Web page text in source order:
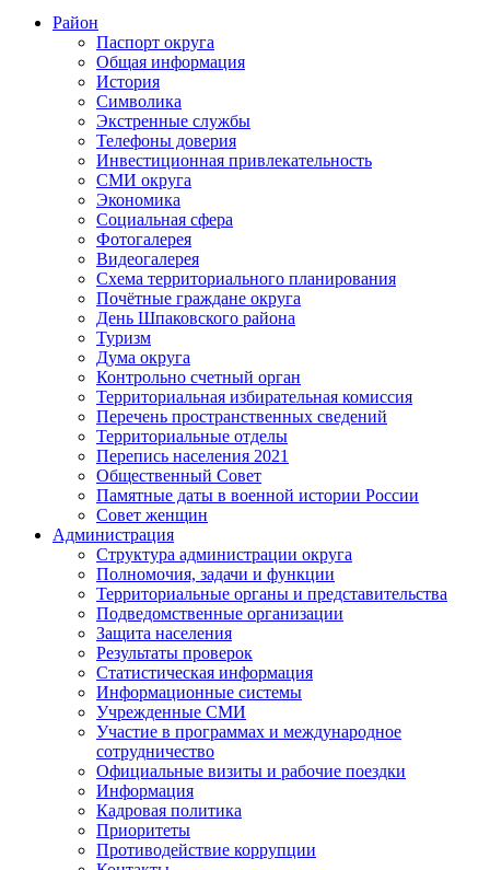
Район
Паспорт округа
Общая информация
История
Символика
Экстренные службы
Телефоны доверия
Инвестиционная привлекательность
СМИ округа
Экономика
Социальная сфера
Фотогалерея
Видеогалерея
Схема территориального планирования
Почётные граждане округа
День Шпаковского района
Туризм
Дума округа
Контрольно счетный орган
Территориальная избирательная комиссия
Перечень пространственных сведений
Территориальные отделы
Перепись населения 2021
Общественный Совет
Памятные даты в военной истории России
Совет женщин
Администрация
Структура администрации округа
Полномочия, задачи и функции
Территориальные органы и представительства
Подведомственные организации
Защита населения
Результаты проверок
Статистическая информация
Информационные системы
Учрежденные СМИ
Участие в программах и международное
сотрудничество
Официальные визиты и рабочие поездки
Информация
Кадровая политика
Приоритеты
Противодействие коррупции